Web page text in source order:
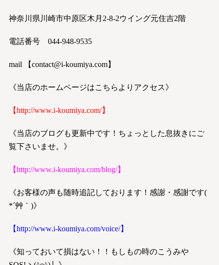
神奈川県川崎市中原区木月2-8-2ウイング元住吉2階
電話番号 044-948-9535
mail 【contact@i-koumiya.com】
《当店のホームページはこちらよ りアクセス》
【http://www.i-koumiya.com/】
《当店のブログも更新中です！ちょっとした息抜きにご
覧下さいませ。》
【http://www.i-koumiya.com/blog/】
《お客様の声も随時追記しております！感謝・感謝です(
*´艸｀)》
【http://www.i-koumiya.com/voice/】
《知っておいて損はない！！もしもの時のこうみや